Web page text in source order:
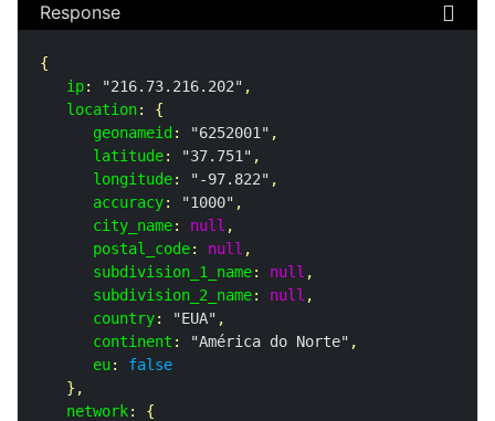
Response
{
ip: "216.73.216.202" ,
location: {
geonameid : "6252001" ,
latitude: "37.751" ,
longitude: "-97.822" ,
accuracy: "1000" ,
city_name: null ,
postal_code: null ,
subdivision_1_name: null ,
subdivision_2_name: null ,
country: "EUA" ,
continent : "América do Norte" ,
eu: false
   },
network: {